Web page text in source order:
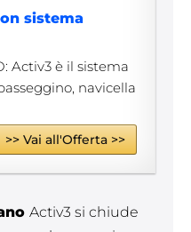
sistema
Activ3 è il sistema
navicella
>> Vai all'Offerta >>
Activ3 si chiude